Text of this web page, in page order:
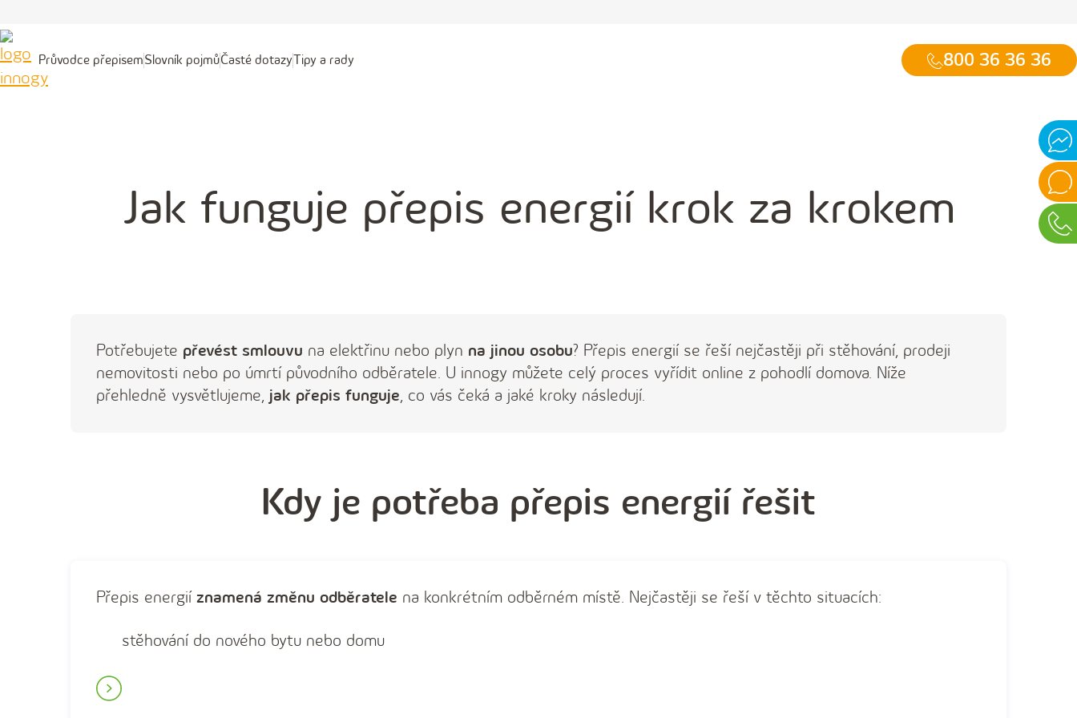
Průvodce přepisem
Průvodce
přepisem
Slovník pojmů
Slovník
Časté dotazy
Časté
Tipy a rady
Tipy
800 36 36 36
Jak funguje přepis energií krok za krokem
Potřebujete převést smlouvu na elektřinu nebo plyn na jinou osobu? Přepis energií se řeší nejčastěji při stěhování, prodeji
nemovitosti nebo po úmrtí původního odběratele. U innogy můžete celý proces vyřídit online z pohodlí domova. Níže
přehledně vysvětlujeme, jak přepis funguje, co vás čeká a jaké kroky následují.
Kdy je potřeba přepis energií řešit
Přepis energií znamená změnu odběratele na konkrétním odběrném místě. Nejčastěji se řeší v těchto situacích:
stěhování do nového bytu nebo domu
chat
chat